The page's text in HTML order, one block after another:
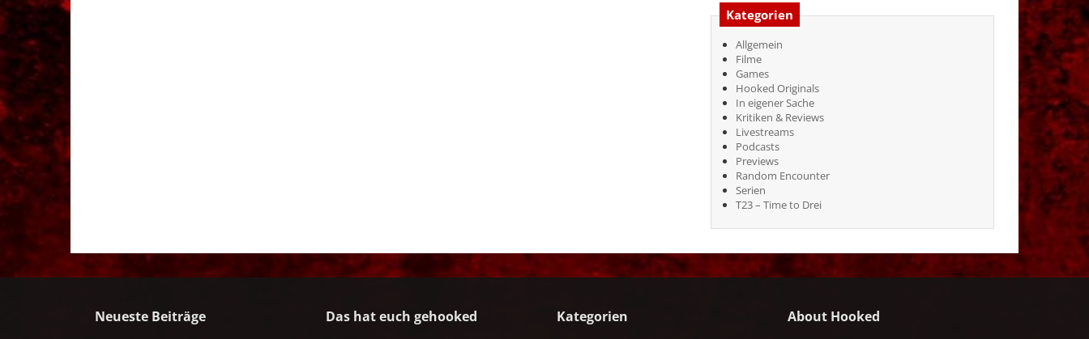
Kategorien
Allgemein
Filme
Games
Hooked Originals
In eigener Sache
Kritiken & Reviews
Livestreams
Podcasts
Previews
Random Encounter
Serien
T23 – Time to Drei
Neueste Beiträge Das hat euch gehooked Kategorien About Hooked